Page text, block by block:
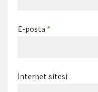
E-posta *
İnternet sitesi